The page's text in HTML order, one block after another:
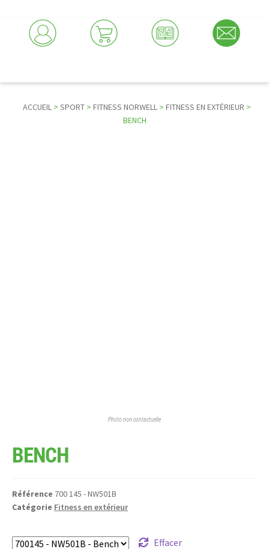
ACCUEIL> SPORT> FITNESS NORWELL> FITNESS EN EXTÉRIEUR >
BENCH
Photo non contactuelle
BENCH
Référence 700 145 - NW501B
Catégorie Fitness en extérieur
Effacer